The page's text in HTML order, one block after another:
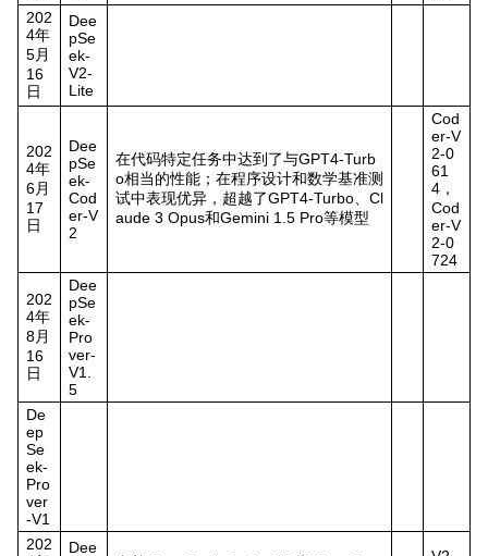
202
4年
5月
16
日
Dee
pSe
ek-
V2-
Lite
202
4年
6月
17
日
Dee
pSe
ek-
Cod
er-V
2
在代码特定任务中达到了与GPT4-Turb
o相当的性能；在程序设计和数学基准测
试中表现优异，超越了GPT4-Turbo、Cl
aude 3 Opus和Gemini 1.5 Pro等模型
Cod
er-V
2-0
61
4，
Cod
er-V
2-0
724
202
4年
8月
16
日
Dee
pSe
ek-
Pro
ver-
V1.
5
De
ep
Se
ek-
Pro
ver
-V1
202
Dee